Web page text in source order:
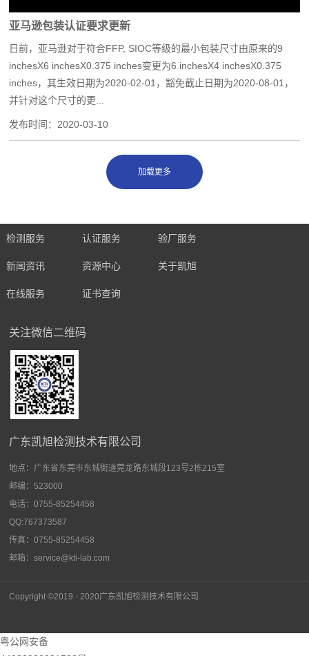
亚马逊包装认证要求更新
日前，亚马逊对于符合FFP, SIOC等级的最小包装尺寸由原来的9
inchesX6 inchesX0.375 inches变更为6 inchesX4 inchesX0.375
inches，其生效日期为2020-02-01，豁免截止日期为2020-08-01，
并针对这个尺寸的更...
发布时间： 2020-03-10
检测服务 认证服务 验厂服务
新闻资讯 资源中心 关于凯旭
在线服务 证书查询
关注微信二维码
广东凯旭检测技术有限公司
地点： 广东省东莞市东城街道莞龙路东城段123号2栋215室
邮编：523000
电话：0755-85254458
QQ:767373587
传真：0755-85254458
邮箱：service@kti-lab.com
Copyright ©2019 - 2020广东凯旭检测技术有限公司
粤公网安备